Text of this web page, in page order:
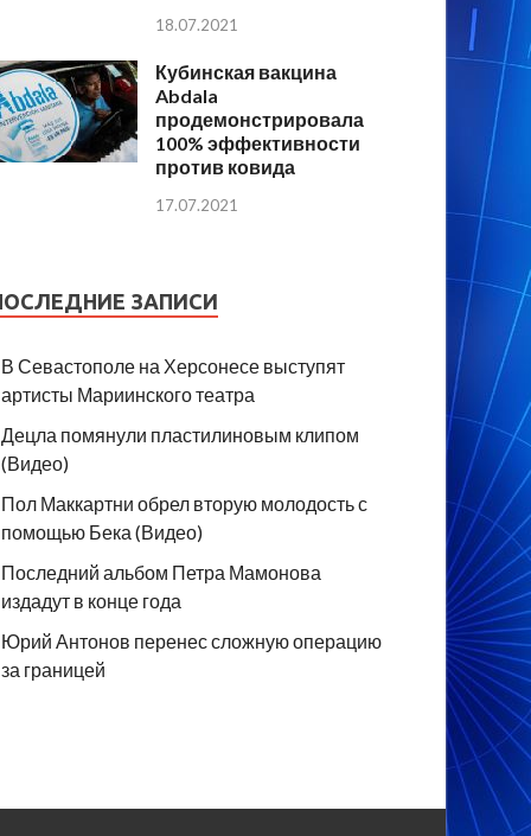
18.07.2021
Кубинская вакцина
Abdala
продемонстрировала
100% эффективности
против ковида
17.07.2021
ЗАПИСИ
В Севастополе на Херсонесе выступят
артисты Мариинского театра
Децла помянули пластилиновым клипом
(Видео)
Пол Маккартни обрел вторую молодость с
помощью Бека (Видео)
Последний альбом Петра Мамонова
издадут в конце года
Юрий Антонов перенес сложную операцию
за границей